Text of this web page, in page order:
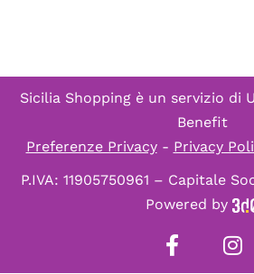
Sicilia Shopping è un servizio di
Benefit
Preferenze Privacy- Privacy
P.IVA: 11905750961 – Capitale
Powered by